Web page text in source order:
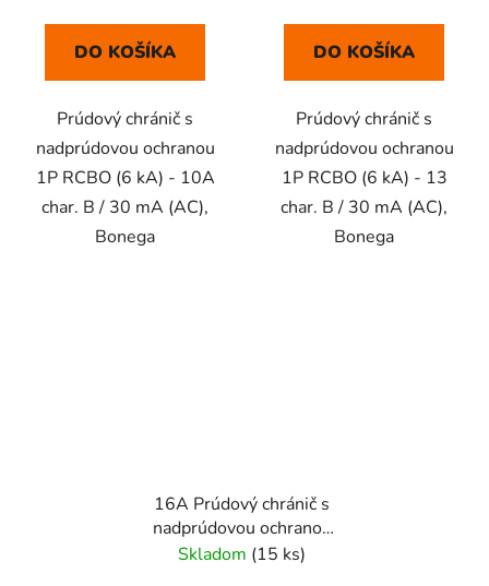
DO KOŠÍKA
Prúdový chránič s
nadprúdovou ochranou
1P RCBO (6 kA) - 10A
char. B / 30 mA (AC),
Bonega
DO KOŠÍKA
Prúdový chránič s
nadprúdovou ochranou
1P RCBO (6 kA) - 13
char. B / 30 mA (AC),
Bonega
16A Prúdový chránič s
nadprúdovou ochranou
1P RCBO
Skladom (15 ks)